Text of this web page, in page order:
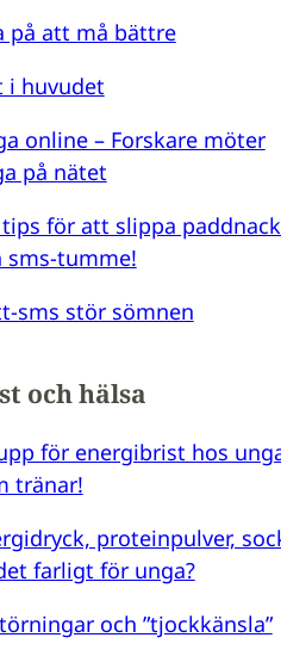
på att må bättre
i huvudet
online – Forskare möter
på nätet
för att slippa
sms-tumme!
sms stör sömnen
och hälsa
för energibrist hos
tränar!
proteinpulver,
farligt för unga?
och ”tjockkänsla”